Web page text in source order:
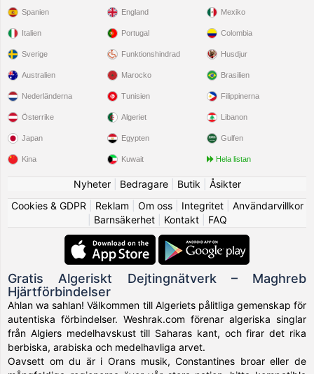
Spanien
Italien
Sverige
England
Portugal
Funktionshindrad
Mexiko
Colombia
Husdjur
Australien
Nederländerna
Österrike
Japan
Kina
Marocko
Tunisien
Algeriet
Egypten
Kuwait
Brasilien
Filippinerna
Libanon
Gulfen
Hela listan
Nyheter| Bedragare| Butik
Åsikter
Cookies & GDPR
Reklam Om oss| Integritet| Användarvillkor
Barnsäkerhet| Kontakt| FAQ
Gratis Algeriskt Dejtingnätverk – Maghreb
Hjärtförbindelser
Ahlan wa sahlan! Välkommen till Algeriets pålitliga gemenskap för
autentiska förbindelser. Weshrak.com förenar algeriska singlar
från Algiers medelhavskust till Saharas kant, och firar det rika
berbiska, arabiska och medelhavliga arvet.
Oavsett om du är i Orans musik, Constantines broar eller de